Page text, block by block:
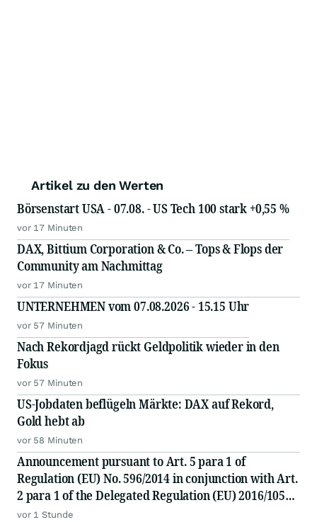
Artikel zu den Werten
Börsenstart USA - 07.08. - US Tech 100 stark +0,55 %
vor 17 Minuten
DAX, Bittium Corporation & Co. – Tops & Flops der
Community am Nachmittag
vor 17 Minuten
UNTERNEHMEN vom 07.08.2026 - 15.15 Uhr
vor 57 Minuten
Nach Rekordjagd rückt Geldpolitik wieder in den
Fokus
vor 57 Minuten
US-Jobdaten beflügeln Märkte: DAX auf Rekord,
Gold hebt ab
vor 58 Minuten
Announcement pursuant to Art. 5 para 1 of
Regulation (EU) No. 596/2014 in conjunction with Art.
2 para 1 of the Delegated Regulation (EU) 2016/1052
of the Commission
vor 1 Stunde